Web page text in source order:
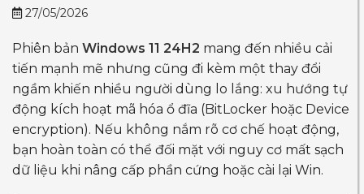
27/05/2026
Phiên bản Windows 11 24H2 mang đến nhiều cải
tiến mạnh mẽ nhưng cũng đi kèm một thay đổi
ngầm khiến nhiều người dùng lo lắng: xu hướng tự
động kích hoạt mã hóa ổ đĩa (BitLocker hoặc Device
encryption). Nếu không nắm rõ cơ chế hoạt động,
bạn hoàn toàn có thể đối mặt với nguy cơ mất sạch
dữ liệu khi nâng cấp phần cứng hoặc cài lại Win.